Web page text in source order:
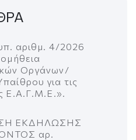
αριθμ. 4/2026
Οργάνων/
για τις
Ε.Α.Γ.Μ.Ε.».
ΕΚΔΗΛΩΣΗΣ
αρ.